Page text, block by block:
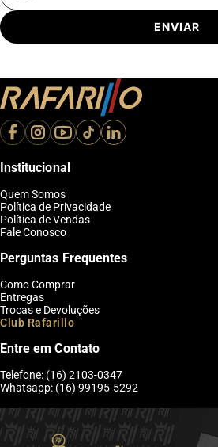
ENVIAR
Institucional
Quem Somos
Política de Privacidade
Política de Vendas
Fale Conosco
Perguntas Frequentes
Como Comprar
Entregas
Trocas e Devoluções
Club Rafarillo
Entre em Contato
Telefone: (16) 2103-0347
Whatsapp: (16) 99195-5292